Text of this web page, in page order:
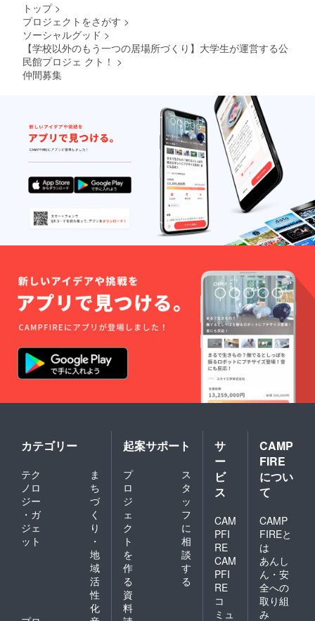
トップ >
プロジェクトをさがす >
ソーシャルグッド >
【学校以外のもう一つの居場所づくり】大学生が運営する公
民館プロジェ クト！ >
仲間募集
カテゴリー
テク
ノロ
ジー
・ガ
ジェ
ット
ま
ち
づ
く
り
・
地
域
活
性
化
起案サポート
プ
ロ
ジ
ェ
ク
ト
を
作
る
ス
タ
ッ
フ
に
相
談
す
る
資
料
サ
ー
ビ
ス
CAM
PFI
RE
CAM
PFI
RE
コ
ミュ
CAMP
FIRE
につい
て
CAMP
FIREと
は
あんし
ん・安
全への
取り組
み